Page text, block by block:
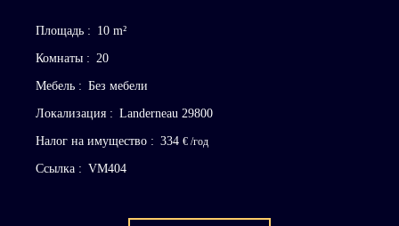
Площадь : 10 m²
Комнаты : 20
Мебель : Без мебели
Локализация : Landerneau 29800
Налог на имущество : 334 € /год
Ссылка : VM404